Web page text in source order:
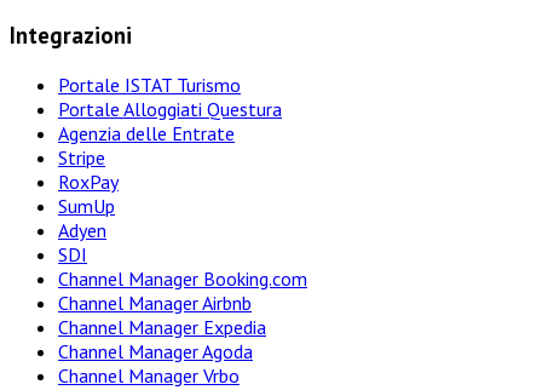
Integrazioni
Portale ISTAT Turismo
Portale Alloggiati Questura
Agenzia delle Entrate
Stripe
RoxPay
SumUp
Adyen
SDI
Channel Manager Booking.com
Channel Manager Airbnb
Channel Manager Expedia
Channel Manager Agoda
Channel Manager Vrbo